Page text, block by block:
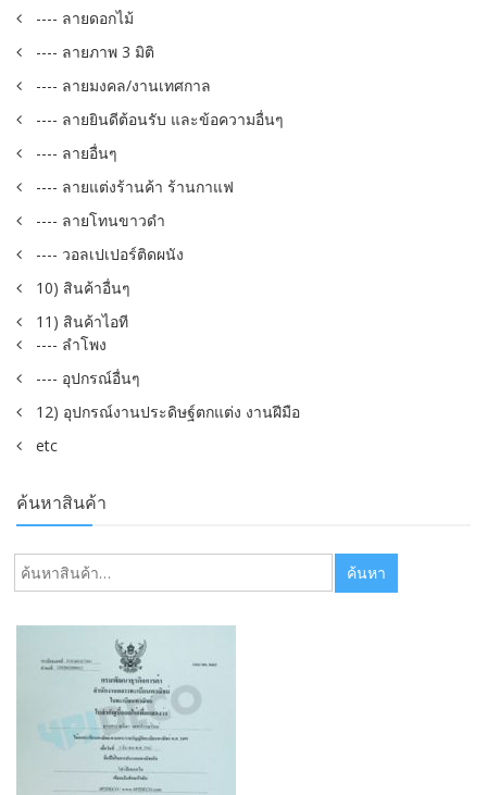
---- ลายดอกไม้
---- ลายภาพ 3 มิติ
---- ลายมงคล/งานเทศกาล
---- ลายยินดีต้อนรับ และข้อความอื่นๆ
---- ลายอื่นๆ
---- ลายแต่งร้านค้า ร้านกาแฟ
---- ลายโทนขาวดำ
---- วอลเปเปอร์ติดผนัง
10) สินค้าอื่นๆ
11) สินค้าไอที
---- ลำโพง
---- อุปกรณ์อื่นๆ
12) อุปกรณ์งานประดิษฐ์ตกแต่ง งานฝีมือ
etc
ค้นหาสินค้า
ค้นหา: ค้นหา